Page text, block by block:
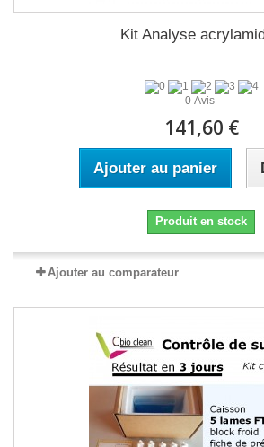
Kit Analyse
0 Avis
141,60 €
Ajouter au panier
Produit en stock
Ajouter au comparateur